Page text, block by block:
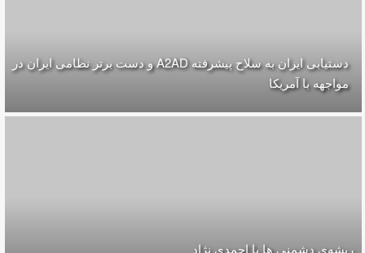
دستیابی ایران به سلاح پیشرفته A2AD و دست برتر نظامی ایران در
مواجهه با آمریکا
ریشه‌ي دشمنی ها با احمدی نژاد